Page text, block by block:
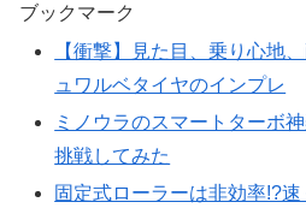
ブックマーク
【衝撃】見た目、乗り心地
ュワルベタイヤのインプレ
ミノウラのスマートターボ
挑戦してみた
固定式ローラーは非効率!?